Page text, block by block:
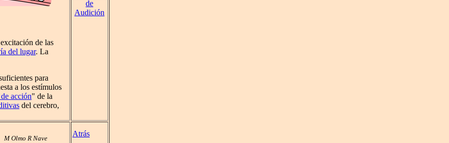
de las
del lugar. La
para
a los estímulos
acción" de la
del cerebro,
de
Audición
M Olmo R Nave
Atrás